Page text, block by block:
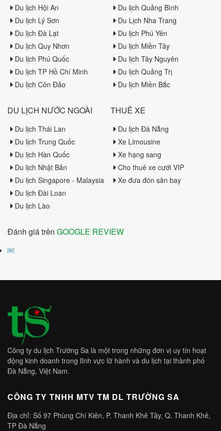
Du lịch Hội An
Du lịch Quảng Bình
Du lịch Lý Sơn
Du Lịch Nha Trang
Du lịch Đà Lạt
Du lịch Phú Yên
Du lịch Quy Nhơn
Du lịch Miền Tây
Du lịch Phú Quốc
Du lịch Tây Nguyên
Du lịch TP Hồ Chí Minh
Du lịch Quảng Trị
Du lịch Côn Đảo
Du lịch Miền Bắc
DU LỊCH NƯỚC NGOÀI
Du lịch Thái Lan
Du lịch Trung Quốc
Du lịch Hàn Quốc
Du lịch Nhật Bản
Du lịch Singapore - Malaysia
Du lịch Đài Loan
Du lịch Lào
THUÊ XE
Du lịch Đà Nẵng
Xe Limousine
Xe hạng sang
Cho thuê xe cưới VIP
Xe đưa đón sân bay
Đánh giá trên GOOGLE REVIEW
￼
Công ty du lịch Trường Sa là một trong những đơn vị uy tín hoạt
động kinh doanh trong lĩnh vực lữ hành và du lịch tại thành phố
Đà Nẵng, Việt Nam.
CÔNG TY TNHH MTV TM DL TRƯỜNG SA
Địa chỉ: Số 97 Phùng Chí Kiên, P. Thanh Khê Tây, Q. Thanh Khê,
TP Đà Nẵng